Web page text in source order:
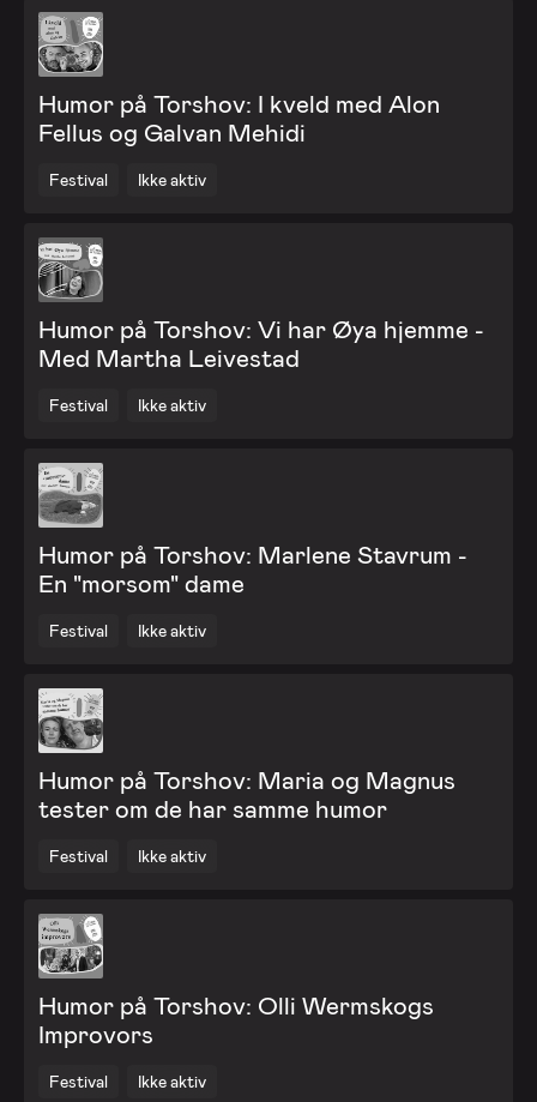
Humor på Torshov: I kveld med Alon
Fellus og Galvan Mehidi
Festival Ikke aktiv
Humor på Torshov: Vi har Øya hjemme -
Med Martha Leivestad
Festival Ikke aktiv
Humor på Torshov: Marlene Stavrum -
En "morsom" dame
Festival Ikke aktiv
Humor på Torshov: Maria og Magnus
tester om de har samme humor
Festival Ikke aktiv
Humor på Torshov: Olli Wermskogs
Improvors
Festival Ikke aktiv